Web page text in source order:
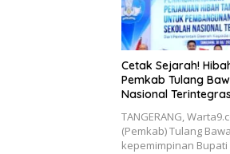
Cetak Sejarah!
Pemkab Tulang
Nasional
​TANGERANG,
(Pemkab) Tulang
kepemimpinan